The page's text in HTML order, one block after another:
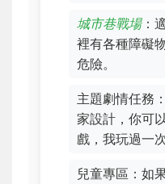
城市巷戰場：
裡有各種障礙
危險。
主題劇情任務
家設計，你可
戲，我玩過一
兒童專區：如